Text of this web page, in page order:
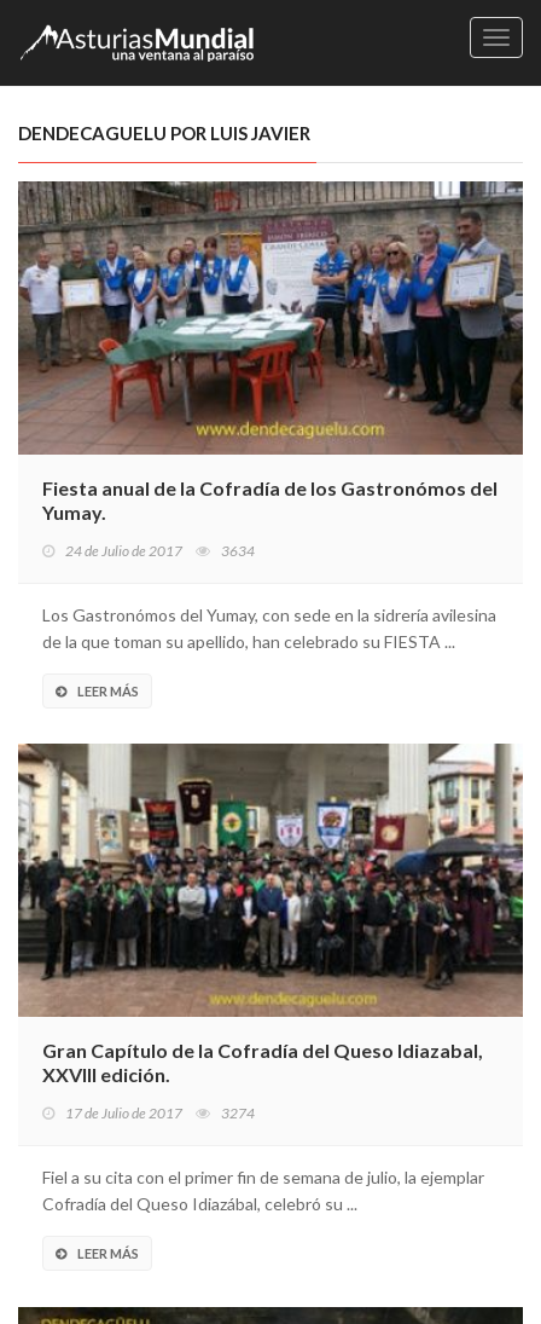
DENDECAGUELU POR LUIS JAVIER
Fiesta anual de la Cofradía de los Gastronómos del
Yumay.
24 de Julio de 2017 3634
Los Gastronómos del Yumay, con sede en la sidrería avilesina
de la que toman su apellido, han celebrado su FIESTA ...
LEER MÁS
Gran Capítulo de la Cofradía del Queso Idiazabal,
XXVIII edición.
17 de Julio de 2017 3274
Fiel a su cita con el primer fin de semana de julio, la ejemplar
Cofradía del Queso Idiazábal, celebró su ...
LEER MÁS